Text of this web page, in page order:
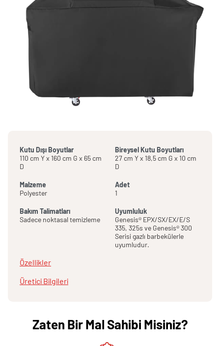
Kutu Dışı Boyutlar
110 cm Y x 160 cm G x 65 cm
D
Bireysel Kutu Boyutları
27 cm Y x 18,5 cm G x 10 cm
D
Malzeme
Polyester
Adet
1
Bakım Talimatları
Sadece noktasal temizleme
Uyumluluk
Genesis® EPX/SX/EX/E/S
335, 325s ve Genesis® 300
Serisi gazlı barbekülerle
uyumludur.
Özellikler
Üretici Bilgileri
Zaten Bir Mal Sahibi Misiniz?